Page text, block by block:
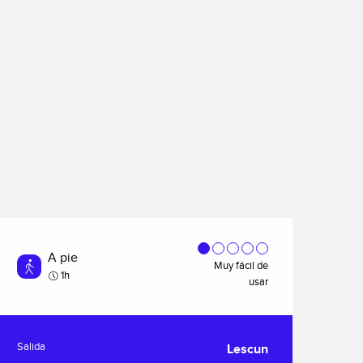
A pie
1h
Muy fácil de
usar
Salida Lescun